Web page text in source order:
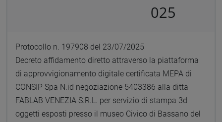
025
Protocollo n. 197908 del 23/07/2025
Decreto affidamento diretto attraverso la piattaforma
di approvvigionamento digitale certificata MEPA di
CONSIP Spa N.id negoziazione 5403386 alla ditta
FABLAB VENEZIA S.R.L. per servizio di stampa 3d
oggetti esposti presso il museo Civico di Bassano del